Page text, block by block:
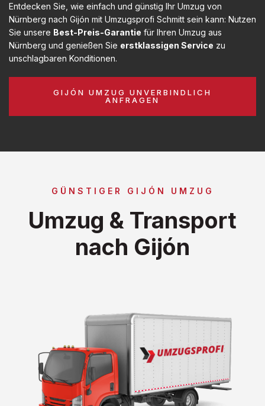
Entdecken Sie, wie einfach und günstig Ihr Umzug von
Nürnberg nach Gijón mit Umzugsprofi Schmitt sein kann: Nutzen
Sie unsere Best-Preis-Garantie für Ihren Umzug aus
Nürnberg und genießen Sie erstklassigen Service zu
unschlagbaren Konditionen.
GIJÓN UMZUG UNVERBINDLICH
ANFRAGEN
GÜNSTIGER GIJÓN UMZUG
Umzug & Transport
nach Gijón